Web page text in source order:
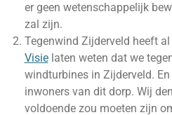
er geen wetenschappelijk
zal zijn.
Tegenwind Zijderveld heeft al
Visielaten weten dat we
windturbines in Zijderveld.
inwoners van dit dorp. Wij
voldoende zou moeten zijn